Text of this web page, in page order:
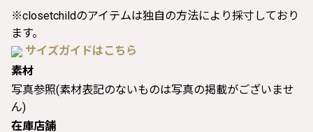
※closetchildのアイテムは独自の方法により採寸しており
ます。
サイズガイドはこちら
素材
写真参照(素材表記のないものは写真の掲載がございませ
ん)
在庫店舗